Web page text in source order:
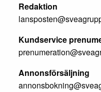
Redaktion
Kundservice
Annonsförsäljning